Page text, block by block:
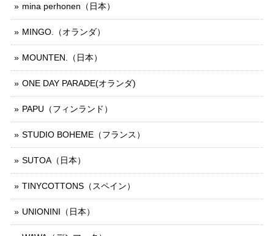
mina perhonen（日本）
MINGO.（オランダ）
MOUNTEN.（日本）
ONE DAY PARADE(オランダ)
PAPU（フィンランド）
STUDIO BOHEME（フランス）
SUTOA（日本）
TINYCOTTONS（スペイン）
UNIONINI（日本）